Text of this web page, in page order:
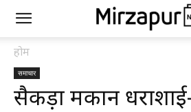
होम
समाचार
सैकड़ों मकान